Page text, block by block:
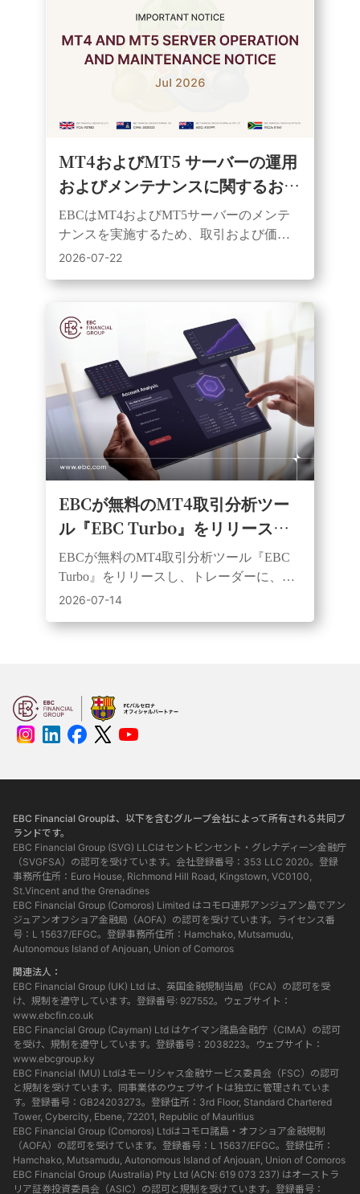
MT4およびMT5 サーバーの運用
およびメンテナンスに関するお知
らせ | 2026年7月25日
EBCはMT4およびMT5サーバーのメンテ
ナンスを実施するため、取引および価格
表示サービスを一時的に停止いたしま
2026-07-22
EBCが無料のMT4取引分析ツー
ル『EBC Turbo』をリリース
し、トレーダーの実際のパフォー
マンスを明らかにする6つの数字
を解説。
EBCが無料のMT4取引分析ツール『EBC
Turbo』をリリースし、トレーダーに、本
ツールでパフォーマンス、リスク、一貫
2026-07-14
EBC Financial Groupは、以下を含むグループ会社によって所有される共同ブ
ランドです。
EBC Financial Group (SVG) LLCはセントビンセント・グレナディーン金融庁
（SVGFSA）の認可を受けています。会社登録番号：353 LLC 2020。登録
事務所住所：Euro House, Richmond Hill Road, Kingstown, VC0100,
St.Vincent and the Grenadines
EBC Financial Group (Comoros) Limited はコモロ連邦アンジュアン島でアン
ジュアンオフショア金融局（AOFA）の認可を受けています。ライセンス番
号：L 15637/EFGC。登録事務所住所：Hamchako, Mutsamudu,
Autonomous Island of Anjouan, Union of Comoros
関連法人：
EBC Financial Group (UK) Ltd は、英国金融規制当局（FCA）の認可を受
け、規制を遵守しています。登録番号: 927552。ウェブサイト：
www.ebcfin.co.uk
EBC Financial Group (Cayman) Ltd はケイマン諸島金融庁（CIMA）の認可
を受け、規制を遵守しています。登録番号：2038223。ウェブサイト：
www.ebcgroup.ky
EBC Financial (MU) Ltdはモーリシャス金融サービス委員会（FSC）の認可
と規制を受けています。同事業体のウェブサイトは独立に管理されていま
す。登録番号：GB24203273。登録住所：3rd Floor, Standard Chartered
Tower, Cybercity, Ebene, 72201, Republic of Mauritius
EBC Financial Group (Comoros) Ltdはコモロ諸島・オフショア金融規制
（AOFA）の認可を受けています。登録番号：L 15637/EFGC。登録住所：
Hamchako, Mutsamudu, Autonomous Island of Anjouan, Union of Comoros
EBC Financial Group (Australia) Pty Ltd (ACN: 619 073 237) はオーストラ
リア証券投資委員会（ASIC）の認可と規制を受けています。登録番号：